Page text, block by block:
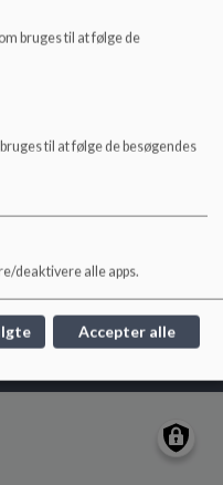
bruges til at følge de
til at følge de besøgendes
deaktivere alle apps.
Accepter alle